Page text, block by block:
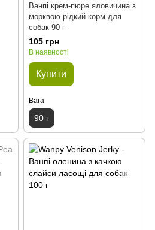
Ванпі крем-пюре яловичина з
морквою рідкий корм для
собак 90 г
105 грн
В наявності
Купити
Вага
90 г